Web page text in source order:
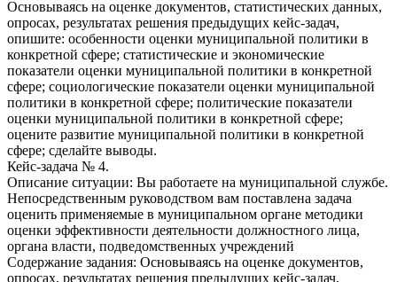
Основываясь на оценке документов, статистических данных,
опросах, результатах решения предыдущих кейс-задач,
опишите: особенности оценки муниципальной политики в
конкретной сфере; статистические и экономические
показатели оценки муниципальной политики в конкретной
сфере; социологические показатели оценки муниципальной
политики в конкретной сфере; политические показатели
оценки муниципальной политики в конкретной сфере;
оцените развитие муниципальной политики в конкретной
сфере; сделайте выводы.
Кейс-задача № 4.
Описание ситуации: Вы работаете на муниципальной службе.
Непосредственным руководством вам поставлена задача
оценить применяемые в муниципальном органе методики
оценки эффективности деятельности должностного лица,
органа власти, подведомственных учреждений
Содержание задания: Основываясь на оценке документов,
опросах, результатах решения предыдущих кейс-задач,